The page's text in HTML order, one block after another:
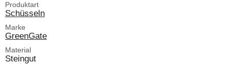
Produktart
Schüsseln
Marke
GreenGate
Material
Steingut